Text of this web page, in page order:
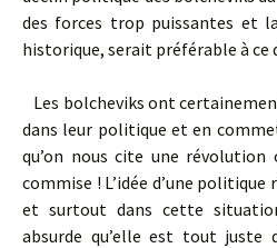
des forces trop puissantes et
historique, serait préférable à ce
Les bolcheviks ont
dans leur politique et en
qu’on nous cite une révolution
commise ! L’idée d’une
et surtout dans cette
absurde qu’elle est tout juste